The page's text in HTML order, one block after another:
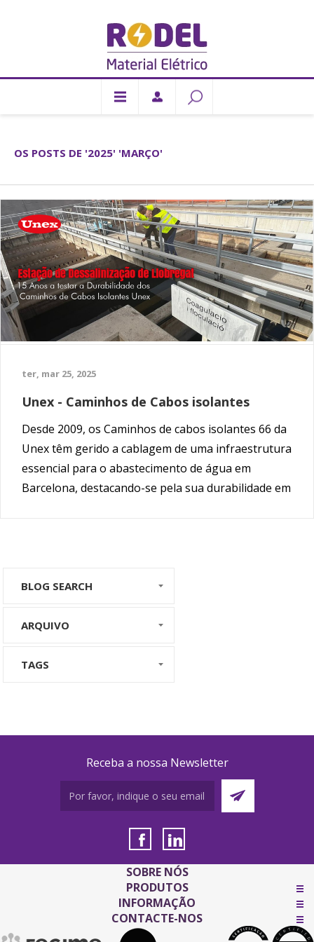
OS POSTS DE '2025' 'MARÇO'
ter, mar 25, 2025
Unex - Caminhos de Cabos isolantes
Desde 2009, os Caminhos de cabos isolantes 66 da
Unex têm gerido a cablagem de uma infraestrutura
essencial para o abastecimento de água em
Barcelona, destacando-se pela sua durabilidade em
BLOG SEARCH
ARQUIVO
TAGS
Receba a nossa Newsletter
SOBRE NÓS
PRODUTOS
INFORMAÇÃO
CONTACTE-NOS